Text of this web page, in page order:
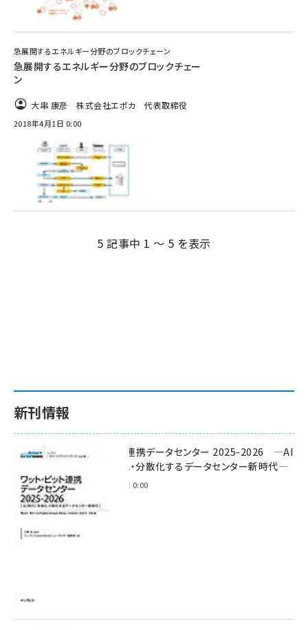
急展開するエネルギー分野のブロックチェーン
急展開するエネルギー分野のブロックチェー
ン
大串 康彦 株式会社エポカ 代表取締役
2018年4月1日 0:00
5 記事中 1 ～ 5 を表示
新刊情報
ワット・ビット連携データセンター 2025-2026 ―AI
時代に多様化・分散化するデータセンター新時代―
2025年11月28日 0:00